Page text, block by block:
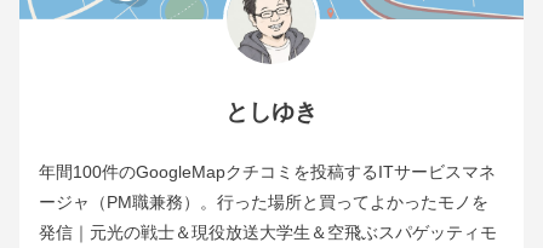
としゆき
年間100件のGoogleMapクチコミを投稿するITサービスマネ
ージャ（PM職兼務）。行った場所と買ってよかったモノを
発信｜元光の戦士＆現役放送大学生＆空飛ぶスパゲッティモ